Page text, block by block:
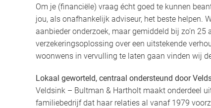
Om je (financiële) vraag écht goed te kunnen
jou, als onafhankelijk adviseur, het beste helpen.
aanbieder onderzoek, maar gemiddeld bij zo’n
verzekeringsoplossing over een uitstekende
woonwens in vervulling te laten gaan vinden wij
Lokaal geworteld, centraal ondersteund door
Veldsink – Bultman & Hartholt maakt onderdeel
familiebedrijf dat haar relaties al vanaf 1979